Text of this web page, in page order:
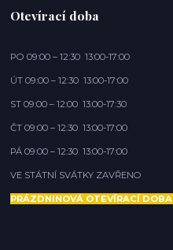
Otevírací doba
PO 09:00 – 12:30 13:00-17:00
ÚT 09:00 – 12:30 13:00-17:00
ST 09:00 – 12:00 13:00-17:30
ČT 09:00 – 12:30 13:00-17:00
PÁ 09:00 – 12:30 13:00-17:00
VE STÁTNÍ SVÁTKY ZAVŘENO
PRÁZDNINOVÁ OTEVÍRACÍ DOBA